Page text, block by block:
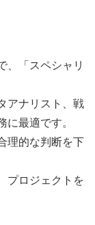
、「スペシャリ
アナリスト、戦
最適です。
理的な判断を下
プロジェクトを